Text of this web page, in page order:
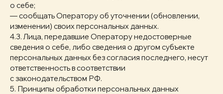
о себе;
— сообщать Оператору об уточнении (обновлении,
изменении) своих персональных данных.
4.3. Лица, передавшие Оператору недостоверные
сведения о себе, либо сведения о другом субъекте
персональных данных без согласия последнего, несут
ответственность в соответствии
с законодательством РФ.
5. Принципы обработки персональных данных